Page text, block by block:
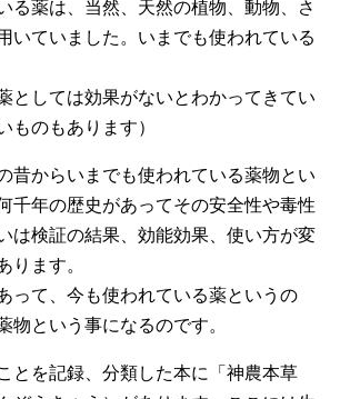
る薬は、当然、天然の植物、動物、さ
いていました。いまでも使われている
としては効果がないとわかってきてい
ものもあります）
昔からいまでも使われている薬物とい
千年の歴史があってその安全性や毒性
は検証の結果、効能効果、使い方が変
ります。
って、今も使われている薬というの
物という事になるのです。
とを記録、分類した本に「神農本草